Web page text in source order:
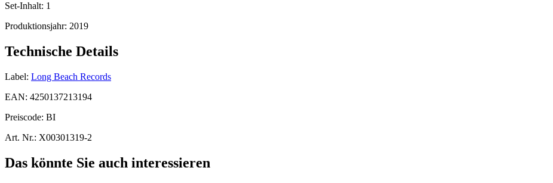
Set-Inhalt: 1
Produktionsjahr: 2019
Technische Details
Label: Long Beach Records
EAN: 4250137213194
Preiscode: BI
Art. Nr.: X00301319-2
Das könnte Sie auch interessieren